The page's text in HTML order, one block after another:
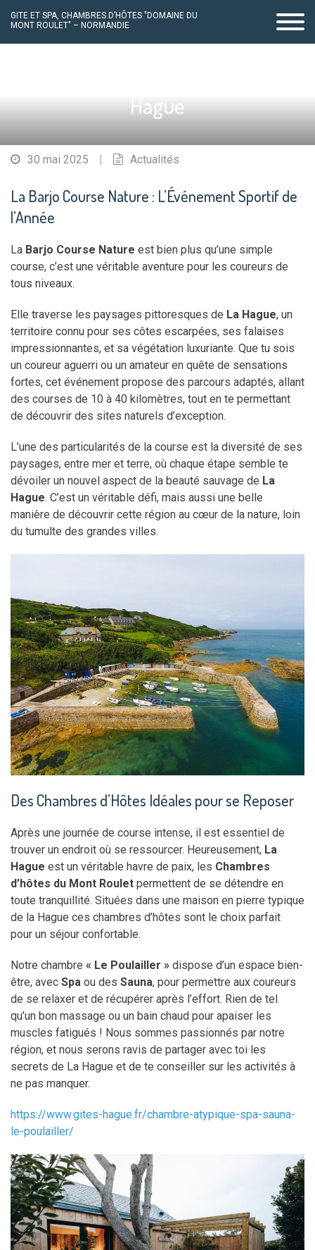
GITE ET SPA, CHAMBRES D’HÔTES "DOMAINE DU
MONT ROULET" – NORMANDIE
Hague
30 mai 2025 | Actualités
La Barjo Course Nature : L’Événement Sportif de
l’Année
La Barjo Course Nature est bien plus qu’une simple
course, c’est une véritable aventure pour les coureurs de
tous niveaux.
Elle traverse les paysages pittoresques de La Hague, un
territoire connu pour ses côtes escarpées, ses falaises
impressionnantes, et sa végétation luxuriante. Que tu sois
un coureur aguerri ou un amateur en quête de sensations
fortes, cet événement propose des parcours adaptés, allant
des courses de 10 à 40 kilomètres, tout en te permettant
de découvrir des sites naturels d’exception.
L’une des particularités de la course est la diversité de ses
paysages, entre mer et terre, où chaque étape semble te
dévoiler un nouvel aspect de la beauté sauvage de La
Hague. C’est un véritable défi, mais aussi une belle
manière de découvrir cette région au cœur de la nature, loin
du tumulte des grandes villes.
Des Chambres d’Hôtes Idéales pour se Reposer
Après une journée de course intense, il est essentiel de
trouver un endroit où se ressourcer. Heureusement, La
Hague est un véritable havre de paix, les Chambres
d’hôtes du Mont Roulet permettent de se détendre en
toute tranquillité. Situées dans une maison en pierre typique
de la Hague ces chambres d’hôtes sont le choix parfait
pour un séjour confortable.
Notre chambre « Le Poulailler » dispose d’un espace bien-
être, avec Spa ou des Sauna, pour permettre aux coureurs
de se relaxer et de récupérer après l’effort. Rien de tel
qu’un bon massage ou un bain chaud pour apaiser les
muscles fatigués ! Nous sommes passionnés par notre
région, et nous serons ravis de partager avec toi les
secrets de La Hague et de te conseiller sur les activités à
ne pas manquer.
https://www.gites-hague.fr/chambre-atypique-spa-sauna-
le-poulailler/